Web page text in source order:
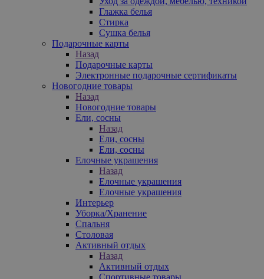
Глажка белья
Стирка
Сушка белья
Подарочные карты
Назад
Подарочные карты
Электронные подарочные сертификаты
Новогодние товары
Назад
Новогодние товары
Ели, сосны
Назад
Ели, сосны
Ели, сосны
Елочные украшения
Назад
Елочные украшения
Елочные украшения
Интерьер
Уборка/Хранение
Спальня
Столовая
Активный отдых
Назад
Активный отдых
Спортивные товары